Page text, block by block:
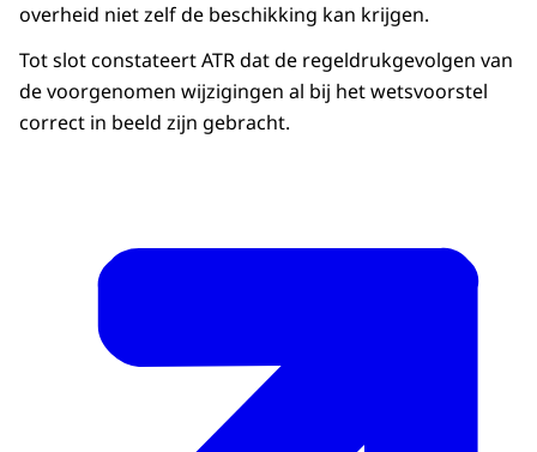
overheid niet zelf de beschikking kan krijgen.
Tot slot constateert ATR dat de regeldrukgevolgen van
de voorgenomen wijzigingen al bij het wetsvoorstel
correct in beeld zijn gebracht.